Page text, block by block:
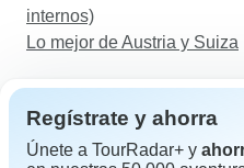
internos)
Lo mejor de Austria y Suiza
Regístrate y ahorra
Únete a TourRadar+ y